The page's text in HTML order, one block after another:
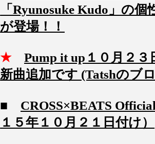
「Ryunosuke Kudo」の
が登場！！
★
Pump it up１０月２
新曲追加です (Tatshのブ
■ CROSS×BEATS
１５年１０月２１日付け）